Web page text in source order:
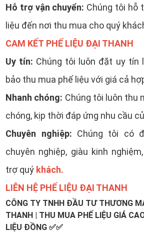
Hỗ trợ vận chuyển: Chúng tôi hỗ
liệu đến nơi thu mua cho quý
CAM KẾT PHẾ LIỆU ĐẠI THANH
Uy tín: Chúng tôi luôn đặt uy tín
bảo thu mua phế liệu với giá cả
Nhanh chóng: Chúng tôi luôn thu
chóng, kịp thời đáp ứng nhu cầu
Chuyên nghiệp: Chúng tôi có
chuyên nghiệp, giàu kinh
trợ quý khách.
LIÊN HỆ PHẾ LIỆU ĐẠI THANH
CÔNG TY TNHH ĐẦU TƯ THƯƠNG
THANH | THU MUA PHẾ LIỆU GIÁ
LIỆU ĐỒNG ✅✅